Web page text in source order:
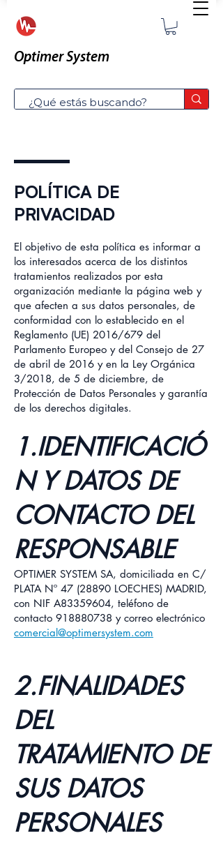
Optimer System
POLÍTICA DE
PRIVACIDAD
El objetivo de esta política es informar a
los interesados acerca de los distintos
tratamientos realizados por esta
organización mediante la página web y
que afecten a sus datos personales, de
conformidad con lo establecido en el
Reglamento (UE) 2016/679 del
Parlamento Europeo y del Consejo de 27
de abril de 2016 y en la Ley Orgánica
3/2018, de 5 de diciembre, de
Protección de Datos Personales y garantía
de los derechos digitales.
1.IDENTIFICACIÓ
N Y DATOS DE
CONTACTO DEL
RESPONSABLE
OPTIMER SYSTEM SA, domiciliada en C/
PLATA Nº 47 (28890 LOECHES) MADRID,
con NIF A83359604, teléfono de
contacto 918880738 y correo electrónico
comercial@optimersystem.com
2.FINALIDADES
DEL
TRATAMIENTO DE
SUS DATOS
PERSONALES